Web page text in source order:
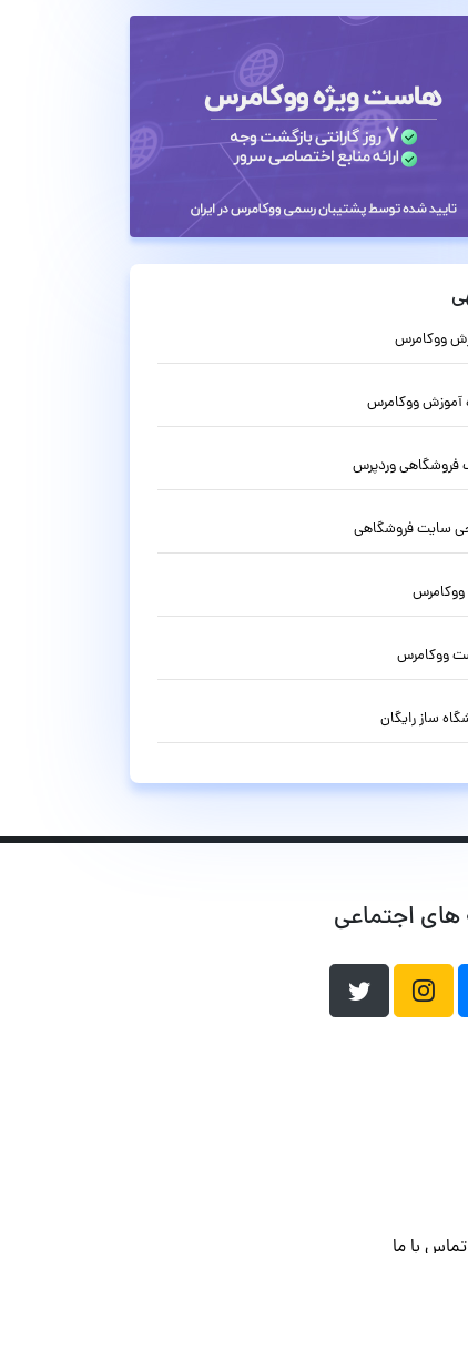
ووکامرس
آموزش ووکامرس
فروشگاهی وردپرس
سایت فروشگاهی
ووکامرس
ووکامرس
ساز رایگان
اجتماعی
تماس با ما